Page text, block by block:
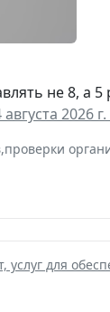
не 8, а
2026
,проверки
услуг для